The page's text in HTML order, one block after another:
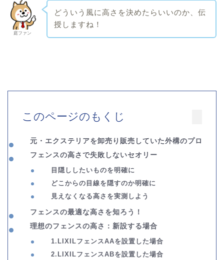
庭ファン
どういう風に高さを決めたらいいのか、伝
授しますね！
このページのもくじ
元・エクステリアを卸売り販売していた外構のプロ
フェンスの高さで失敗しないセオリー
目隠ししたいものを明確に
どこからの目線を隠すのか明確に
見えなくなる高さを実測しよう
フェンスの最適な高さを知ろう！
理想のフェンスの高さ：新設する場合
1.LIXILフェンスAAを設置した場合
2.LIXILフェンスABを設置した場合